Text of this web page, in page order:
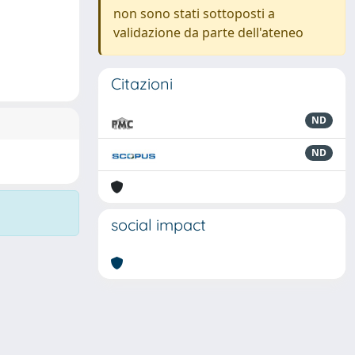
non sono stati sottoposti a
validazione da parte dell'ateneo
Citazioni
ND
ND
social impact